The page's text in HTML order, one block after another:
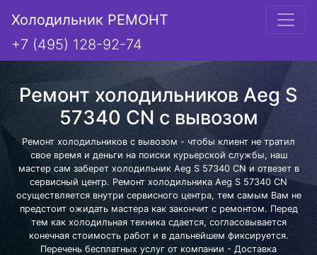
Холодильник РЕМОНТ
+7 (495) 128-92-74
Ремонт холодильников Aeg S
57340 CN с вывозом
Ремонт холодильников с вывозом - чтобы клиент не тратил
свое время и деньги на поиски курьерской службы, наш
мастер сам заберет холодильник Aeg S 57340 CN и отвезет в
сервисный центр. Ремонт холодильника Aeg S 57340 CN
осуществляется внутри сервисного центра, тем самым Вам не
предстоит ожидать мастера как закончит с ремонтом. Перед
тем как холодильная техника сдается, согласовывается
конечная стоимость работ и в дальнейшем фиксируется.
Перечень бесплатных услуг от компании - Доставка